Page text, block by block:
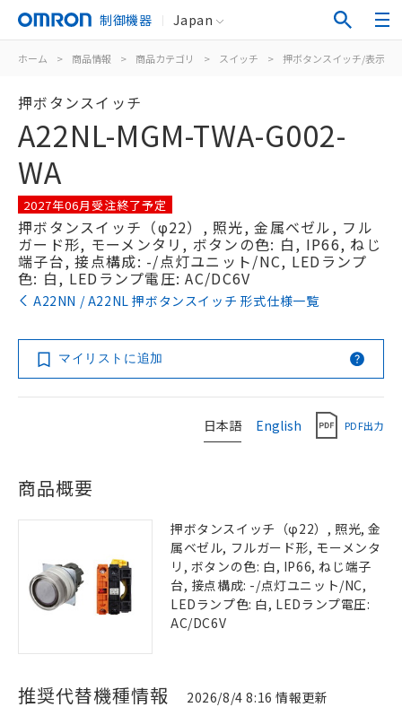
制御機器 Japan
ホーム > 商品情報 > 商品カテゴリ > スイッチ > 押ボタンスイッチ/表示灯
押ボタンスイッチ
A22NL-MGM-TWA-G002-
WA
2027年06月受注終了予定
押ボタンスイッチ（φ22）, 照光, 金属ベゼル, フル
ガード形, モーメンタリ, ボタンの色: 白, IP66, ねじ
端子台, 接点構成: -/点灯ユニット/NC, LEDランプ
色: 白, LEDランプ電圧: AC/DC6V
A22NN / A22NL 押ボタンスイッチ 形式仕様一覧
マイリストに追加
日本語 English PDF出力
商品概要
押ボタンスイッチ（φ22）, 照光, 金
属ベゼル, フルガード形, モーメンタ
リ, ボタンの色: 白, IP66, ねじ端子
台, 接点構成: -/点灯ユニット/NC,
LEDランプ色: 白, LEDランプ電圧:
AC/DC6V
推奨代替機種情報 2026/8/4 8:16 情報更新